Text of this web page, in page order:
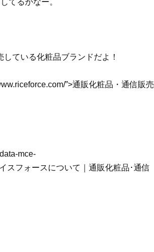
ている化粧品ブランドだよ！
”>通販化粧品・通信販売
mce-
スフォースについて｜通販化粧品･通信